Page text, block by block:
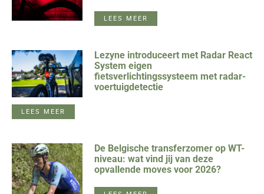
LEES MEER
Lezyne introduceert met Radar React
System eigen
fietsverlichtingssysteem met radar-
voertuigdetectie
LEES MEER
De Belgische transferzomer op WT-
niveau: wat vind jij van deze
opvallende moves voor 2026?